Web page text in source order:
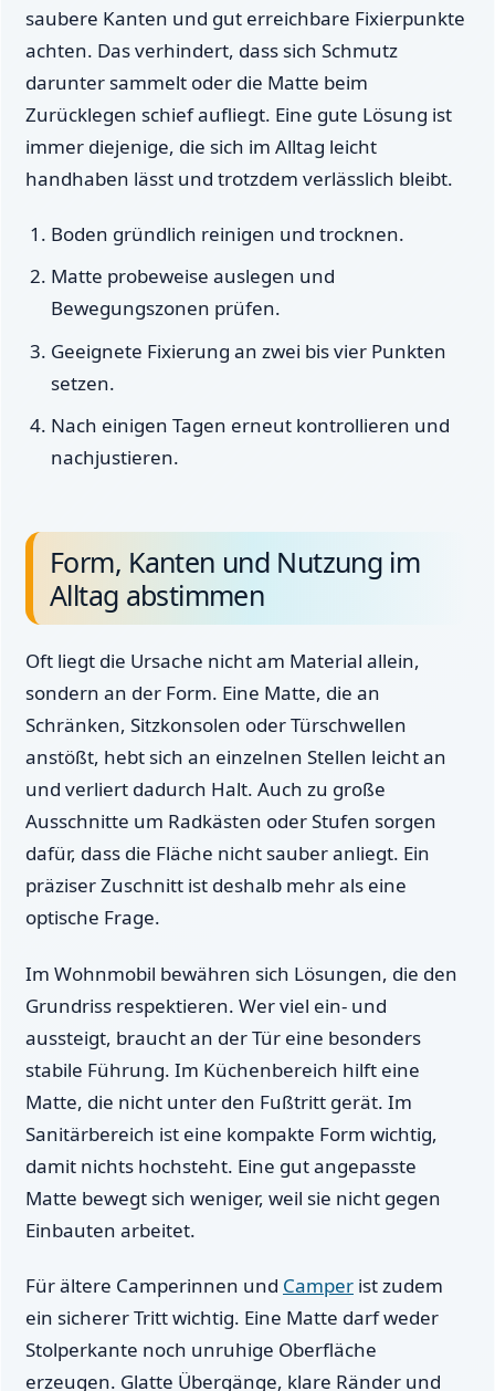
saubere Kanten und gut erreichbare Fixierpunkte
achten. Das verhindert, dass sich Schmutz
darunter sammelt oder die Matte beim
Zurücklegen schief aufliegt. Eine gute Lösung ist
immer diejenige, die sich im Alltag leicht
handhaben lässt und trotzdem verlässlich bleibt.
Boden gründlich reinigen und trocknen.
Matte probeweise auslegen und
Bewegungszonen prüfen.
Geeignete Fixierung an zwei bis vier Punkten
setzen.
Nach einigen Tagen erneut kontrollieren und
nachjustieren.
Form, Kanten und Nutzung im
Alltag abstimmen
Oft liegt die Ursache nicht am Material allein,
sondern an der Form. Eine Matte, die an
Schränken, Sitzkonsolen oder Türschwellen
anstößt, hebt sich an einzelnen Stellen leicht an
und verliert dadurch Halt. Auch zu große
Ausschnitte um Radkästen oder Stufen sorgen
dafür, dass die Fläche nicht sauber anliegt. Ein
präziser Zuschnitt ist deshalb mehr als eine
optische Frage.
Im Wohnmobil bewähren sich Lösungen, die den
Grundriss respektieren. Wer viel ein- und
aussteigt, braucht an der Tür eine besonders
stabile Führung. Im Küchenbereich hilft eine
Matte, die nicht unter den Fußtritt gerät. Im
Sanitärbereich ist eine kompakte Form wichtig,
damit nichts hochsteht. Eine gut angepasste
Matte bewegt sich weniger, weil sie nicht gegen
Einbauten arbeitet.
Für ältere Camperinnen und Camper ist zudem
ein sicherer Tritt wichtig. Eine Matte darf weder
Stolperkante noch unruhige Oberfläche
erzeugen. Glatte Übergänge, klare Ränder und